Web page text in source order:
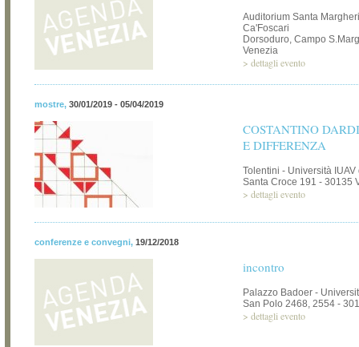
Auditorium Santa
Ca'Foscari
Dorsoduro, Campo
Venezia
> dettagli evento
mostre, 30/01/2019 - 05/04/2019
COSTANTINO
E DIFFERENZA
Tolentini - Università IUAV
Santa Croce 191 - 30135
> dettagli evento
conferenze e convegni, 19/12/2018
incontro
Palazzo Badoer -
San Polo 2468, 2554 -
> dettagli evento